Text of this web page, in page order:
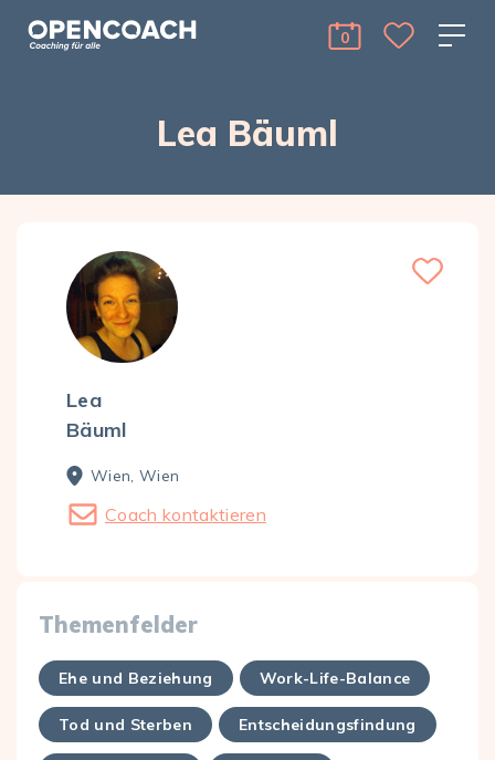
Open Coach
0
Lea Bäuml
Lea
Bäuml
Wien, Wien
Coach kontaktieren
Themenfelder
Ehe und Beziehung Work-Life-Balance
Tod und Sterben Entscheidungsfindung